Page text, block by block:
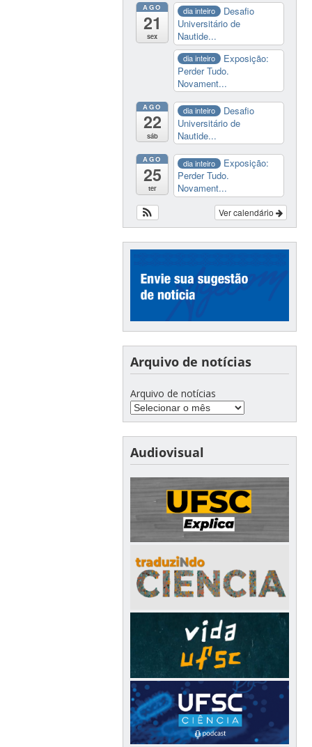
AGO
21
sex
dia inteiro
Desafio
Universitário de
Nautide...
dia inteiro
Exposição:
Perder Tudo.
Novament...
AGO
22
sáb
dia inteiro
Desafio
Universitário de
Nautide...
AGO
25
ter
dia inteiro
Exposição:
Perder Tudo.
Novament...
Ver calendário
Arquivo de notícias
Arquivo de notícias
Audiovisual